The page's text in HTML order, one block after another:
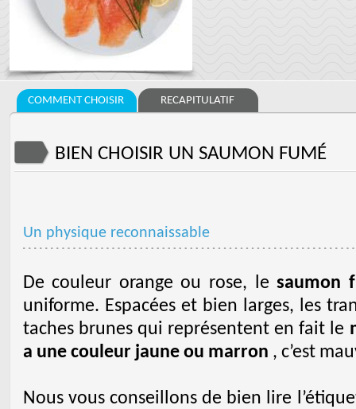
COMMENT CHOISIR RECAPITULATIF
BIEN CHOISIR UN SAUMON FUMÉ
Un physique reconnaissable
De couleur orange ou rose, lesaumon
uniforme. Espacées et bien larges, les
taches brunes qui représentent en fait le
a une couleur jaune ou marron , c’est
Nous vous conseillons de bien lire